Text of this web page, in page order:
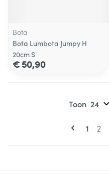
Bota
Bota Lumbota Jumpy H
20cm S
€ 50,90
U
1 2
Toon